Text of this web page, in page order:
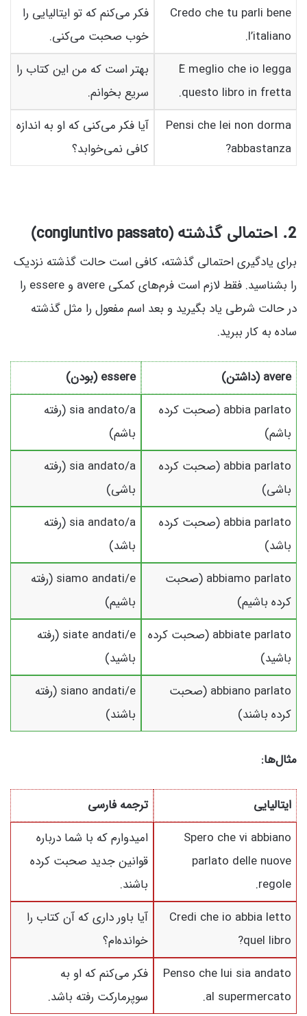
Credo che tu parli bene
l’italiano.
فکر می‌کنم که تو ایتالیایی را
خوب صحبت می‌کنی.
È meglio che io legga
questo libro in fretta.
بهتر است که من این کتاب را
سریع بخوانم.
Pensi che lei non dorma
abbastanza?
آیا فکر می‌کنی که او به اندازه
کافی نمی‌خوابد؟
2. احتمالی گذشته (congiuntivo passato)
برای یادگیری احتمالی گذشته، کافی است حالت گذشته نزدیک
را بشناسید. فقط لازم است فرم‌های کمکی avere و essere را
در حالت شرطی یاد بگیرید و بعد اسم مفعول را مثل گذشته
ساده به کار ببرید.
avere (داشتن)
essere (بودن)
abbia parlato (صحبت کرده
باشم)
sia andato/a (رفته
باشم)
abbia parlato (صحبت کرده
باشی)
sia andato/a (رفته
باشی)
abbia parlato (صحبت کرده
باشد)
sia andato/a (رفته
باشد)
abbiamo parlato (صحبت
کرده باشیم)
siamo andati/e (رفته
باشیم)
abbiate parlato (صحبت کرده
باشید)
siate andati/e (رفته
باشید)
abbiano parlato (صحبت
کرده باشند)
siano andati/e (رفته
باشند)
مثال‌ها:
ایتالیایی
ترجمه فارسی
Spero che vi abbiano
parlato delle nuove
regole.
امیدوارم که با شما درباره
قوانین جدید صحبت کرده
باشند.
Credi che io abbia letto
quel libro?
آیا باور داری که آن کتاب را
خوانده‌ام؟
Penso che lui sia andato
al supermercato.
فکر می‌کنم که او به
سوپرمارکت رفته باشد.